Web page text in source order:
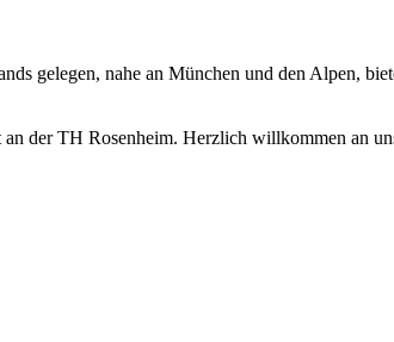
gelegen, nahe an München und den Alpen,
der TH Rosenheim. Herzlich willkommen an